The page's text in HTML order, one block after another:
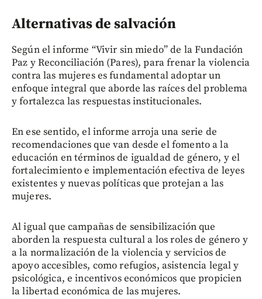
Alternativas de salvación
Según el informe “Vivir sin miedo” de la Fundación
Paz y Reconciliación (Pares), para frenar la violencia
contra las mujeres es fundamental adoptar un
enfoque integral que aborde las raíces del problema
y fortalezca las respuestas institucionales.
En ese sentido, el informe arroja una serie de
recomendaciones que van desde el fomento a la
educación en términos de igualdad de género, y el
fortalecimiento e implementación efectiva de leyes
existentes y nuevas políticas que protejan a las
mujeres.
Al igual que campañas de sensibilización que
aborden la respuesta cultural a los roles de género y
a la normalización de la violencia y servicios de
apoyo accesibles, como refugios, asistencia legal y
psicológica, e incentivos económicos que propicien
la libertad económica de las mujeres.